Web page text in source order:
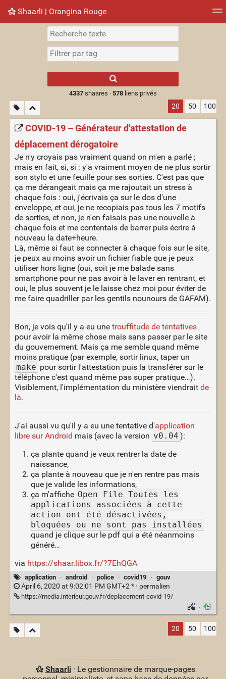
Shaarli ¦ Orangina Rouge
Nuage de tags Mur d'images
results.
4337shaares · 578liens privés
20 50 100
COVID-19 – Générateur d'attestation de
déplacement dérogatoire
Je n'y croyais pas vraiment quand on m'en a parlé ;
mais en fait, si, si : y'a vraiment moyen de ne plus sortir
son stylo et une feuille pour ses sorties. C'est pas que
ça me dérangeait mais ça me rajoutait un stress à
chaque fois : oui, j'écrivais ça sur le dos d'une
enveloppe, et oui, je ne recopiais pas tous les 7 motifs
de sorties, et non, je n'en faisais pas une nouvelle à
chaque fois et me contentais de barrer puis écrire à
nouveau la date+heure.
Là, même si faut se connecter à chaque fois sur le site,
je peux au moins avoir un fichier fiable que je peux
utiliser hors ligne (oui, soit je me balade sans
smartphone pour ne pas avoir à le laver en rentrant, et
oui, le plus souvent je le laisse chez moi pour éviter de
me faire quadriller par les gentils nounours de GAFAM).
Bon, je vois qu'il y a eu une trouffitude de tentatives
pour avoir la même chose mais sans passer par le site
du gouvernement. Mais ça me semble quand même
moins pratique (par exemple, sortir linux, taper un
make pour sortir l'attestation puis la transférer sur le
téléphone c'est quand même pas super pratique…).
Visiblement, l'implémentation du ministère viendrait de
là.
J'ai aussi vu qu'il y a eu une tentative d'application
libre sur Android mais (avec la version v0.04 ):
ça plante quand je veux rentrer la date de
naissance,
ça plante à nouveau que je n'en rentre pas mais
que je valide les informations,
ça m'affiche Open File Toutes les
applications associées à cette
action ont été désactivées,
bloquées ou ne sont pas installées
quand je clique sur le pdf qui a été néanmoins
généré…
via https://shaar.libox.fr/?7EhQGA
application · android · police · covid19 · gouv
April 6, 2020 at 9:02:01 PM GMT+2 * · permalien
https://media.interieur.gouv.fr/deplacement-covid-19/
·
20 50 100
Shaarli· Le gestionnaire de marque-pages